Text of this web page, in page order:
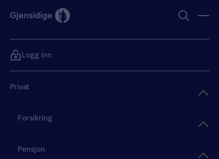
Privat
Forsikring
Pensjon
Logg inn